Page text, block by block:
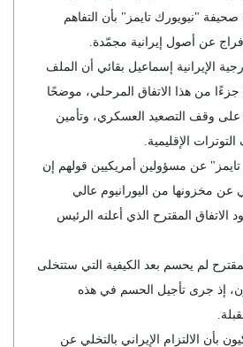
"نيويورك تايمز" بأن التفاهم
عن أصول إيرانية مجمّدة.
الإيرانية إسماعيل بقائي أن الملف
جزءًا من هذا الاتفاق المرحلي، موضحًا
على وقف التصعيد العسكري، وتأمين
الإقليمية.
عن مسؤولين أمريكيين قولهم إن
عن مخزونها من اليورانيوم عالي
الاتفاق المقترح الذي أعلنه الرئيس
لم يحسم بعد الكيفية التي ستتخلى
إذ جرى تأجيل الحسم في هذه
بأن الالتزام الإيراني بالتخلي عن